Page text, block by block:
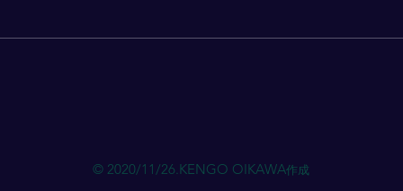
© 2020/11/26.KENGO OIKAWA作成